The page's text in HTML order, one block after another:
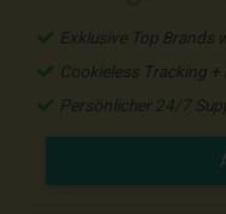
Exklusive Top Brands
Cookieless Tracking
Persönlicher 24/7